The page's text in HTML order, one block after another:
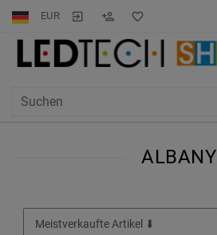
EUR
ALBANY